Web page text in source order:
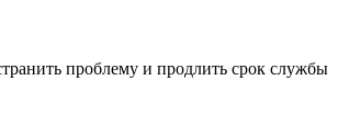
проблему и продлить срок службы